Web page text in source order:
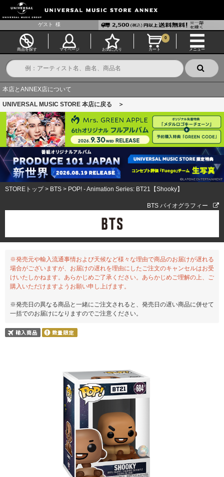
ゲスト 様
商品を探す マイページ お気に入り カート
0
メニュー
本店とANNEX店について
UNIVERSAL MUSIC STORE 本店に戻る ＞
STOREトップ> BTS > POP! - Animation Series: BT21【Shooky】
BTS バイオグラフィー
※発売元や輸入流通事情および天候など様々な理由で商品のお届けが遅れる
場合がございますが、お届けの遅れを理由にしたご注文のキャンセルはお受
けいたしかねます。あらかじめご了承ください。あらかじめご理解の上、ご
購入いただけますようお願い申し上げます。
※発売日の異なる商品と一緒にご注文されると、発売日の遅い商品に併せて
一括でのお届けになりますのでご注意ください。